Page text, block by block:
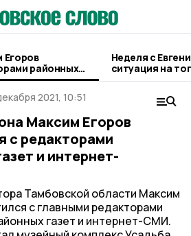
Егоров
районных
Неделя с
ситуация на
городе и
2021, 10:51
Максим Егоров
с редакторами
и интернет-
Тамбовской области Максим
с главными редакторами
газет и интернет-СМИ.